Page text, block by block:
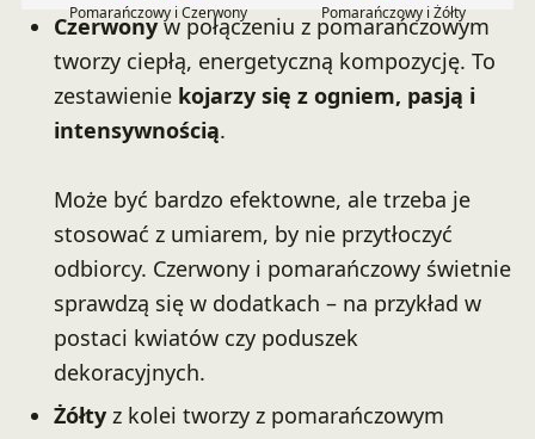
Pomarańczowy i Czerwony Pomarańczowy i Żółty
Czerwonyw połączeniu z pomarańczowym
tworzy ciepłą, energetyczną kompozycję. To
zestawienie kojarzy się z ogniem, pasją i
intensywnością.
Może być bardzo efektowne, ale trzeba je
stosować z umiarem, by nie przytłoczyć
odbiorcy. Czerwony i pomarańczowy świetnie
sprawdzą się w dodatkach – na przykład w
postaci kwiatów czy poduszek
dekoracyjnych.
Żółtyz kolei tworzy z pomarańczowym